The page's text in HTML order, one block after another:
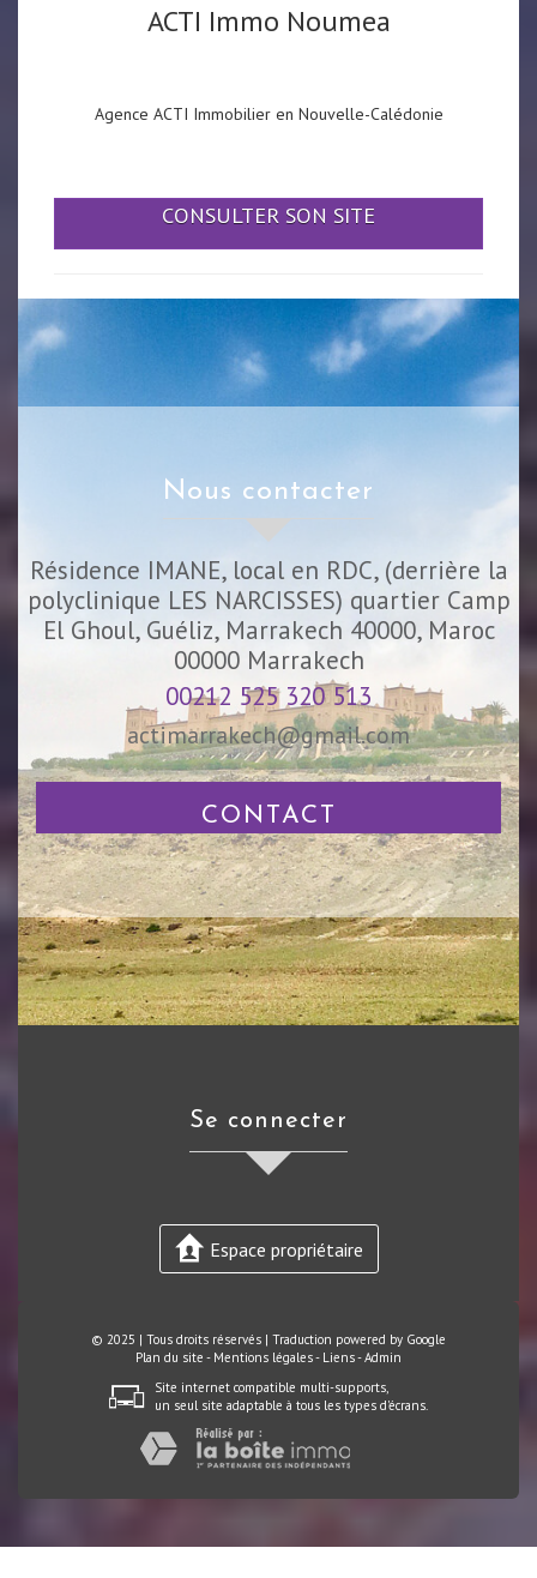
ACTI Immo Noumea
Agence ACTI Immobilier en Nouvelle-Calédonie
CONSULTER SON SITE
nous contacter
Résidence IMANE, local en RDC, (derrière la
polyclinique LES NARCISSES) quartier Camp
El Ghoul, Guéliz, Marrakech 40000, Maroc
00000 Marrakech
00212 525 320 513
actimarrakech@gmail.com
CONTACT
se connecter
Espace propriétaire
© 2025 | Tous droits réservés | Traduction powered by Google
Plan du site - Mentions légales- Liens-Admin
Site internet compatible multi-supports,
un seul site adaptable à tous les types d'écrans.